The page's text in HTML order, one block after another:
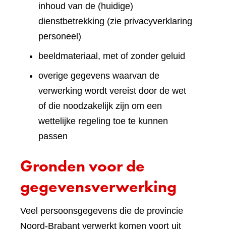
inhoud van de (huidige)
dienstbetrekking (zie privacyverklaring
personeel)
beeldmateriaal, met of zonder geluid
overige gegevens waarvan de
verwerking wordt vereist door de wet
of die noodzakelijk zijn om een
wettelijke regeling toe te kunnen
passen
Gronden voor de
gegevensverwerking
Veel persoonsgegevens die de provincie
Noord-Brabant verwerkt komen voort uit